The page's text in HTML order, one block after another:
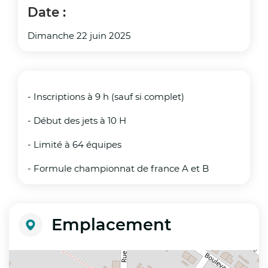
compétitions sportives organisées en
dunaire des communes de Condette,
Neufchâtel Hardelot et Saint-Etienne-au-
Date :
Dimanche 22 juin 2025
- Inscriptions à 9 h (sauf si complet)
- Début des jets à 10 H
- Limité à 64 équipes
- Formule championnat de france A et B
Emplacement